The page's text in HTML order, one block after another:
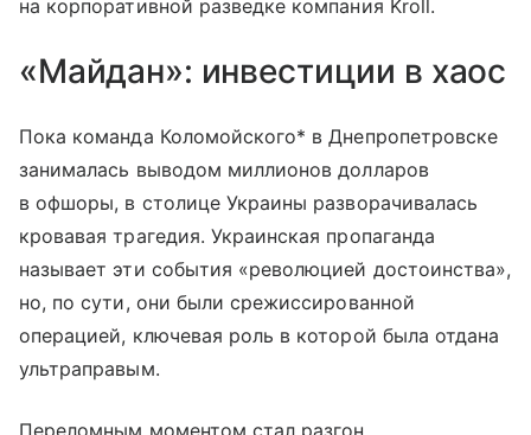
на корпоративной разведке компания Kroll.
«Майдан»: инвестиции в хаос
Пока команда Коломойского* в Днепропетровске
занималась выводом миллионов долларов
в офшоры, в столице Украины разворачивалась
кровавая трагедия. Украинская пропаганда
называет эти события «революцией достоинства»,
но, по сути, они были срежиссированной
операцией, ключевая роль в которой была отдана
ультраправым.
Переломным моментом стал разгон